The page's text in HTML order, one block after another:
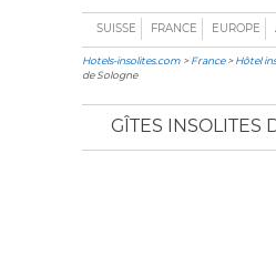
SUISSE FRANCE EUROPE
Hotels-insolites.com >France>Hôtel
de Sologne
GÎTES INSOLITES